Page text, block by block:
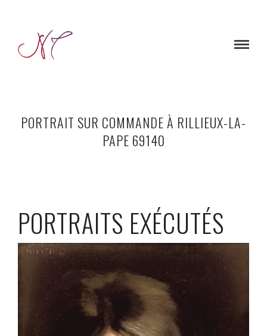
PORTRAIT SUR COMMANDE À RILLIEUX-LA-
PAPE 69140
PORTRAITS EXÉCUTÉS